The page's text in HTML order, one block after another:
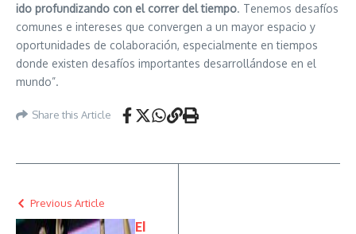
ido profundizando con el correr del tiempo. Tenemos desafíos
comunes e intereses que convergen a un mayor espacio y
oportunidades de colaboración, especialmente en tiempos
donde existen desafíos importantes desarrollándose en el
mundo”.
Share this Article
Previous Article
El